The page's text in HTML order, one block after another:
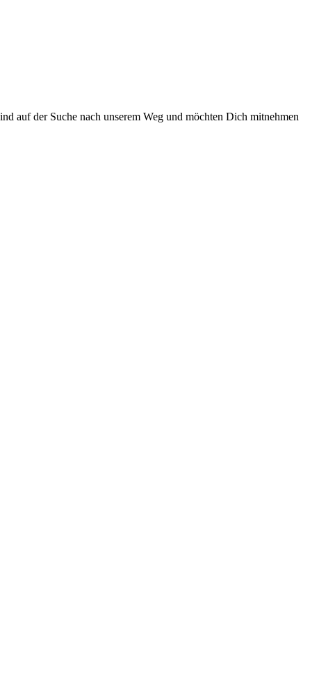
auf der Suche nach unserem Weg und möchten Dich mitnehmen